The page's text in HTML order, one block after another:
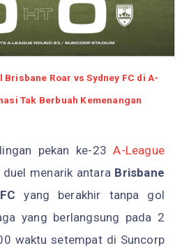
Brisbane Roar vs Sydney FC di A-
Tak Berbuah Kemenangan
pekan ke-23A-League
menarik antara Brisbane
yang berakhir tanpa gol
yang berlangsung pada 2
waktu setempat di Suncorp